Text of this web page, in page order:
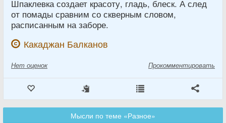
Шпаклевка создает красоту, гладь, блеск. А след
от помады сравним со скверным словом,
расписанным на заборе.
Какаджан Балканов
Нет оценок Прокомментировать
Мысли по теме «Разное»